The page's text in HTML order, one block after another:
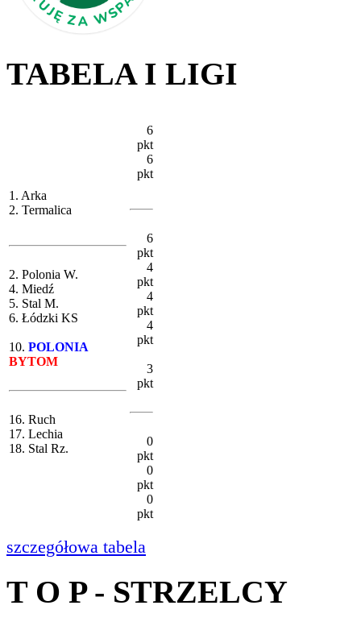
TABELA I LIGI
1. Arka
2. Termalica
2. Polonia W.
4. Miedź
5. Stal M.
6. Łódzki KS
10. POLONIA
BYTOM
16. Ruch
17. Lechia
18. Stal Rz.
6
pkt
6
pkt
6
pkt
4
pkt
4
pkt
4
pkt
3
pkt
0
pkt
0
pkt
0
pkt
szczegółowa tabela
T O P - STRZELCY